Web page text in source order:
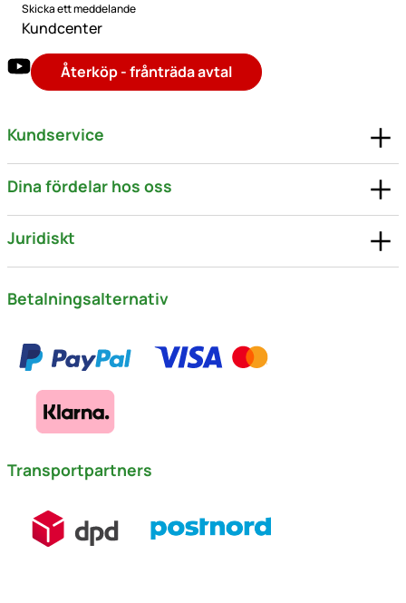
Skicka ett meddelande
Kundcenter
Återköp - frånträda avtal
Kundservice
Dina fördelar hos oss
Juridiskt
Betalningsalternativ
Transportpartners